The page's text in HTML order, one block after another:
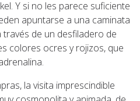
Y si no les parece suficiente
apuntarse a una caminata
de un desfiladero de
colores ocres y rojizos, que
la visita imprescindible